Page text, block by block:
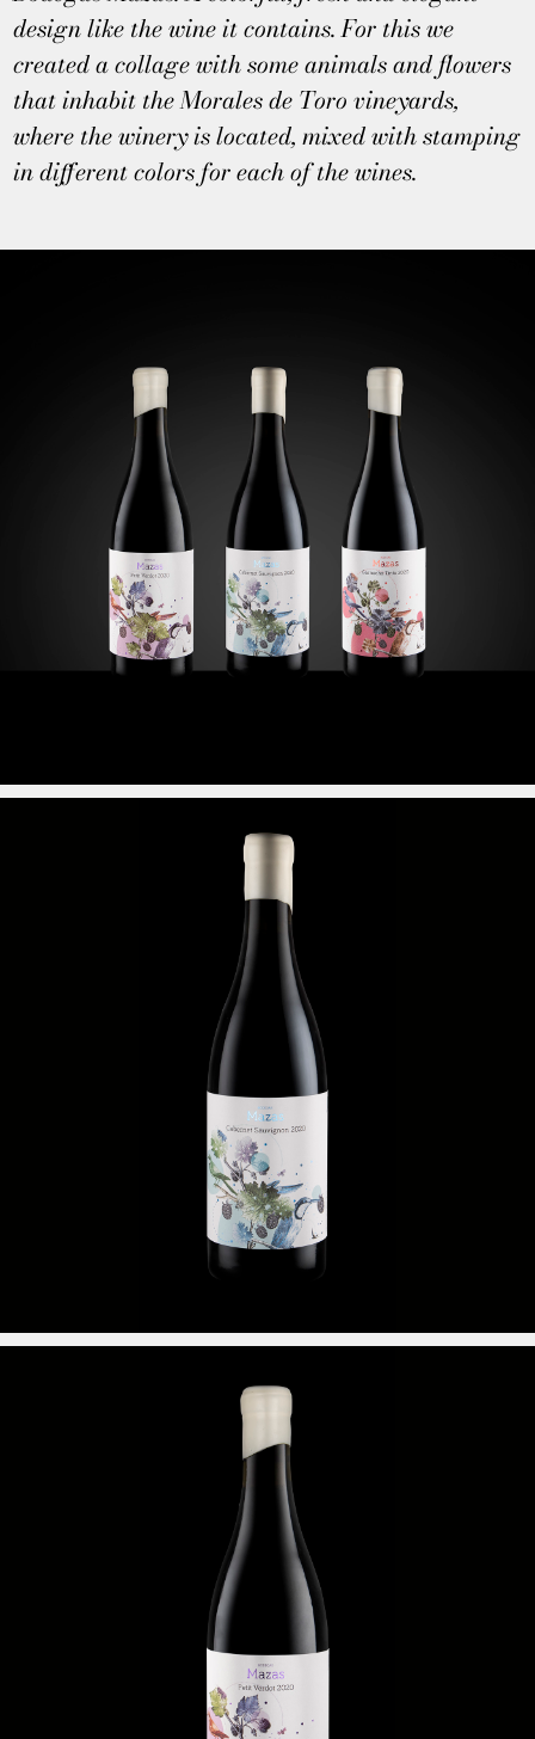
design like the wine it contains. For this we
created a collage with some animals and flowers
that inhabit the Morales de Toro vineyards,
where the winery is located, mixed with stamping
in different colors for each of the wines.